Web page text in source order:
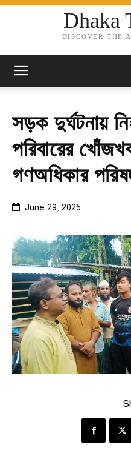
Dhaka
DISCOVER THE
সড়ক দুর্ঘটনায়
পরিবারের
গণঅধিকার
June 29, 2025